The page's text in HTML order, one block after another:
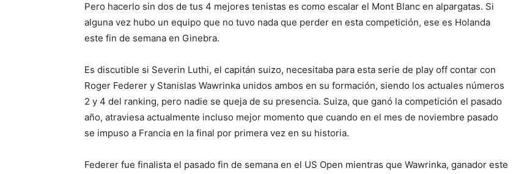
Pero hacerlo sin dos de tus 4 mejores tenistas es como escalar el Mont Blanc en alpargatas. Si
alguna vez hubo un equipo que no tuvo nada que perder en esta competición, ese es Holanda
este fin de semana en Ginebra.
Es discutible si Severin Luthi, el capitán suizo, necesitaba para esta serie de play off contar con
Roger Federer y Stanislas Wawrinka unidos ambos en su formación, siendo los actuales números
2 y 4 del ranking, pero nadie se queja de su presencia. Suiza, que ganó la competición el pasado
año, atraviesa actualmente incluso mejor momento que cuando en el mes de noviembre pasado
se impuso a Francia en la final por primera vez en su historia.
Federer fue finalista el pasado fin de semana en el US Open mientras que Wawrinka, ganador este